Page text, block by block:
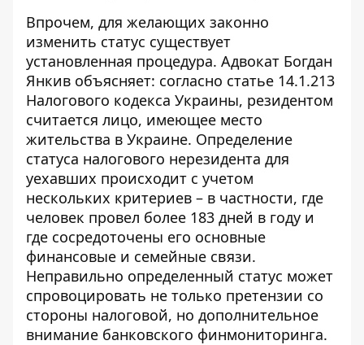
Впрочем, для желающих законно
изменить статус существует
установленная процедура. Адвокат Богдан
Янкив объясняет: согласно статье 14.1.213
Налогового кодекса Украины, резидентом
считается лицо, имеющее место
жительства в Украине. Определение
статуса налогового нерезидента для
уехавших происходит с учетом
нескольких критериев – в частности, где
человек провел более 183 дней в году и
где сосредоточены его основные
финансовые и семейные связи.
Неправильно определенный статус может
спровоцировать не только претензии со
стороны налоговой, но дополнительное
внимание банковского финмониторинга.